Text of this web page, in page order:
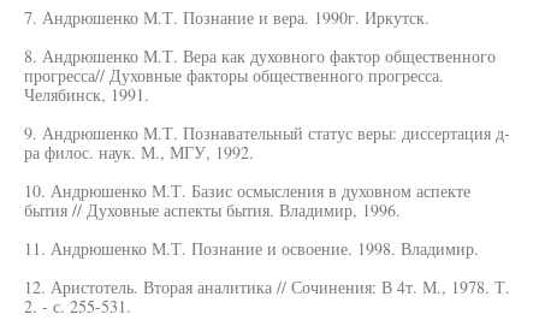
7. Андрюшенко М.Т. Познание и вера. 1990г. Иркутск.
8. Андрюшенко М.Т. Вера как духовного фактор общественного
прогресса// Духовные факторы общественного прогресса.
Челябинск, 1991.
9. Андрюшенко М.Т. Познавательный статус веры: диссертация д-
ра филос. наук. М., МГУ, 1992.
10. Андрюшенко М.Т. Базис осмысления в духовном аспекте
бытия // Духовные аспекты бытия. Владимир, 1996.
11. Андрюшенко М.Т. Познание и освоение. 1998. Владимир.
12. Аристотель. Вторая аналитика // Сочинения: В 4т. М., 1978. Т.
2. - с. 255-531.